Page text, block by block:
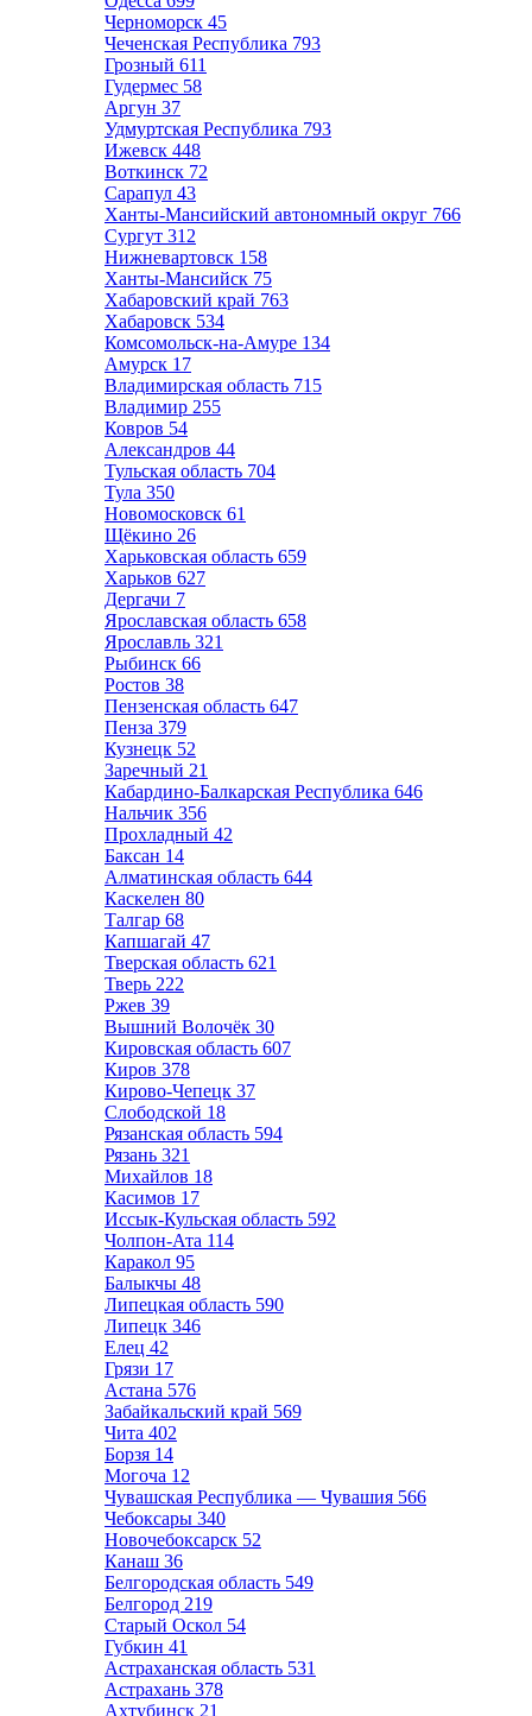
Черноморск 45
Чеченская Республика 793
Грозный 611
Гудермес 58
Аргун 37
Удмуртская Республика 793
Ижевск 448
Воткинск 72
Сарапул 43
Ханты-Мансийский автономный округ 766
Сургут 312
Нижневартовск 158
Ханты-Мансийск 75
Хабаровский край 763
Хабаровск 534
Комсомольск-на-Амуре 134
Амурск 17
Владимирская область 715
Владимир 255
Ковров 54
Александров 44
Тульская область 704
Тула 350
Новомосковск 61
Щёкино 26
Харьковская область 659
Харьков 627
Дергачи 7
Ярославская область 658
Ярославль 321
Рыбинск 66
Ростов 38
Пензенская область 647
Пенза 379
Кузнецк 52
Заречный 21
Кабардино-Балкарская Республика 646
Нальчик 356
Прохладный 42
Баксан 14
Алматинская область 644
Каскелен 80
Талгар 68
Капшагай 47
Тверская область 621
Тверь 222
Ржев 39
Вышний Волочёк 30
Кировская область 607
Киров 378
Кирово-Чепецк 37
Слободской 18
Рязанская область 594
Рязань 321
Михайлов 18
Касимов 17
Иссык-Кульская область 592
Чолпон-Ата 114
Каракол 95
Балыкчы 48
Липецкая область 590
Липецк 346
Елец 42
Грязи 17
Астана 576
Забайкальский край 569
Чита 402
Борзя 14
Могоча 12
Чувашская Республика — Чувашия 566
Чебоксары 340
Новочебоксарск 52
Канаш 36
Белгородская область 549
Белгород 219
Старый Оскол 54
Губкин 41
Астраханская область 531
Астрахань 378
Ахтубинск 21